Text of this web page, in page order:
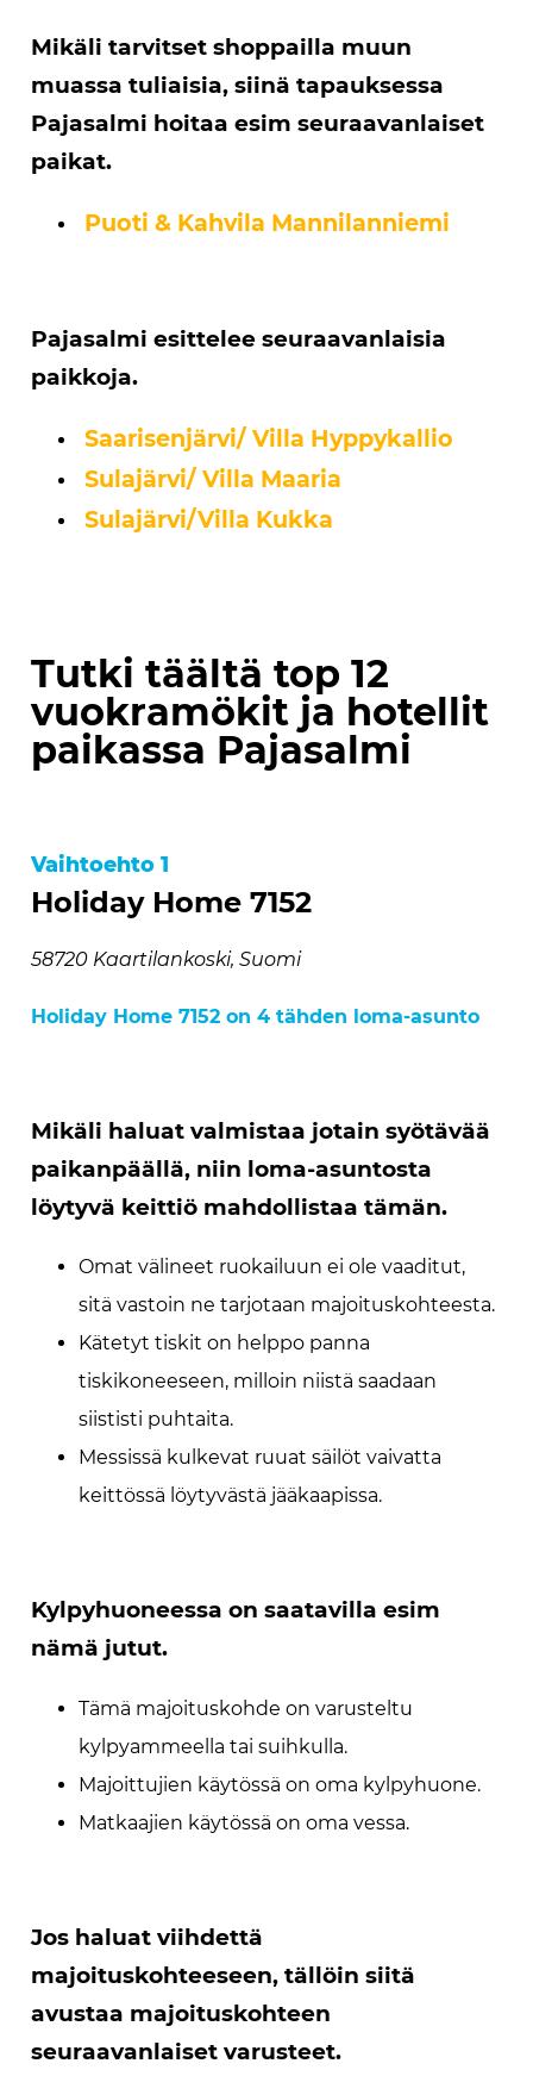
Mikäli tarvitset shoppailla muun
muassa tuliaisia, siinä tapauksessa
Pajasalmi hoitaa esim seuraavanlaiset
paikat.
Puoti & Kahvila Mannilanniemi
Pajasalmi esittelee seuraavanlaisia
paikkoja.
Saarisenjärvi/ Villa Hyppykallio
Sulajärvi/ Villa Maaria
Sulajärvi/Villa Kukka
Tutki täältä top 12
vuokramökit ja hotellit
paikassa Pajasalmi
Vaihtoehto 1
Holiday Home 7152
58720 Kaartilankoski, Suomi
Holiday Home 7152 on 4 tähden loma-asunto
Mikäli haluat valmistaa jotain syötävää
paikanpäällä, niin loma-asuntosta
löytyvä keittiö mahdollistaa tämän.
Omat välineet ruokailuun ei ole vaaditut,
sitä vastoin ne tarjotaan majoituskohteesta.
Kätetyt tiskit on helppo panna
tiskikoneeseen, milloin niistä saadaan
siististi puhtaita.
Messissä kulkevat ruuat säilöt vaivatta
keittössä löytyvästä jääkaapissa.
Kylpyhuoneessa on saatavilla esim
nämä jutut.
Tämä majoituskohde on varusteltu
kylpyammeella tai suihkulla.
Majoittujien käytössä on oma kylpyhuone.
Matkaajien käytössä on oma vessa.
Jos haluat viihdettä
majoituskohteeseen, tällöin siitä
avustaa majoituskohteen
seuraavanlaiset varusteet.